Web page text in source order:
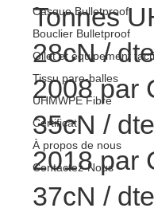
Casque Bulletproof
Bouclier Bulletproof
Gilet et équipement
Tissu pare-balles
UHMWPE Fibre
Certificat
À propos de nous
Contactez-Nous
Tonnes
28cN /
2008 par
35cN /
2018 par
37cN /